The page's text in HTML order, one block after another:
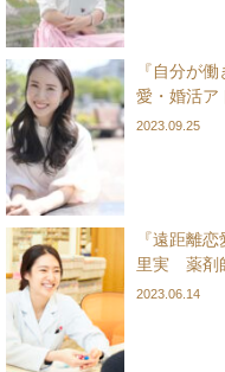
『自分が
愛・婚活ア
2023.09.25
『遠距離
里実 薬剤
2023.06.14